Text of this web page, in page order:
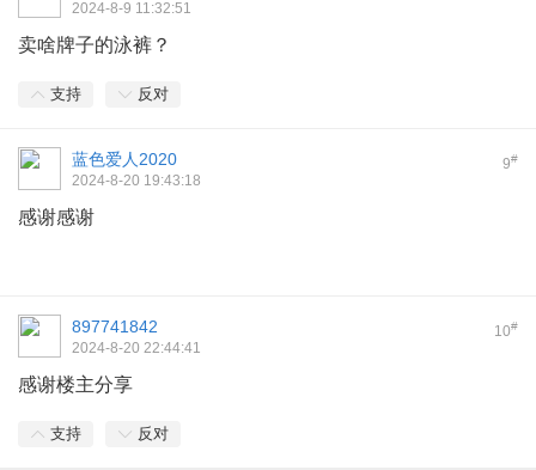
2024-8-9 11:32:51
卖啥牌子的泳裤？
支持 反对
9#
蓝色爱人2020
2024-8-20 19:43:18
感谢感谢
10#
897741842
2024-8-20 22:44:41
感谢楼主分享
支持 反对